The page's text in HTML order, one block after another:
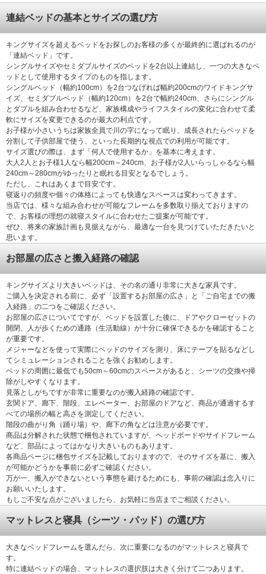
連結ベッドの基本とサイズの選び方
キングサイズを超えるベッドをお探しのお客様の多くが最終的に選ばれるのが
「連結ベッド」です。
シングルサイズやセミダブルサイズのベッドを2台以上連結し、一つの大きなベ
ッドとして使用するタイプのものを指します。
シングルベッド（幅約100cm）を2台つなげれば幅約200cmのワイドキングサ
イズ、セミダブルベッド（幅約120cm）を2台で幅約240cm、さらにシングル
とダブルを組み合わせるなど、家族構成やライフスタイルの変化に合わせて柔
軟にサイズを変更できるのが最大の利点です。
お子様が小さいうちは家族全員で川の字になって眠り、成長されたらベッドを
分割して子供部屋で使う、といった長期的な視点での利用が可能です。
サイズ選びの際は、まず「何人で使用するか」を基本に考えます。
大人2人とお子様1人なら幅200cm～240cm、お子様が2人いらっしゃるなら幅
240cm～280cmがゆったりと眠れる目安となるでしょう。
ただし、これはあくまで目安です。
寝返りの頻度や個々の体格によっても快適なスペースは変わってきます。
当店では、様々な組み合わせが可能なフレームを多数取り揃えておりますの
で、お客様の理想の就寝スタイルに合わせたご提案が可能です。
ぜひ、将来の家族計画も見据えながら、最適な一台を見つけていただきたいと
思います。
お部屋の広さと搬入経路の確認
キングサイズより大きいベッドは、その名の通り非常に大きな家具です。
ご購入を決定される前に、必ず「設置するお部屋の広さ」と「ご自宅までの搬
入経路」の二つをご確認ください。
お部屋の広さについてですが、ベッドを設置した後に、ドアやクローゼットの
開閉、人が歩くための通路（生活動線）が十分に確保できるかを確認すること
が重要です。
メジャーなどを使って実際にベッドのサイズを測り、床にテープを貼るなどし
てシミュレーションされることを強くお勧めします。
ベッドの周囲に最低でも50cm～60cmのスペースがあると、シーツの交換や掃
除がしやすくなります。
見落としがちですが非常に重要なのが搬入経路の確認です。
玄関ドア、廊下、階段、エレベーター、お部屋のドアなど、商品が通過するす
べての場所の幅と高さを測定してください。
階段の曲がり角（踊り場）や、廊下の角などは注意が必要です。
商品は分解された状態で梱包されていますが、ヘッドボードやサイドフレーム
など、部品によってはかなり大きいものもあります。
各商品ページに梱包サイズを記載しておりますので、そのサイズを基に、搬入
が可能かどうかを事前に必ずご確認ください。
万が一、搬入ができないという事態を避けるためにも、事前の確認は念入りに
お願いいたします。
もしご不安な点がございましたら、お気軽に当店までご相談ください。
マットレスと寝具（シーツ・パッド）の選び方
大きなベッドフレームを選んだら、次に重要になるのがマットレスと寝具で
す。
特に連結ベッドの場合、マットレスの選択肢は大きく分けて二つあります。